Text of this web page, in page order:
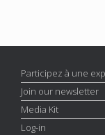
Participez à une
Join our newsletter
Media Kit
Log-in